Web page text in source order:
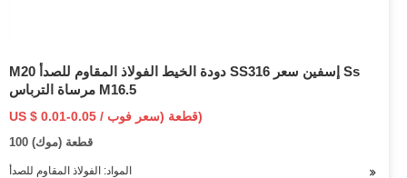
M20 دودة الخيط الفولاذ المقاوم للصدأ SS316 إسفين سعر Ss
مرساة الترباس M16.5
US $ 0.01-0.05 / قطعة (سعر فوب)
100 قطعة (موك)
المواد: الفولاذ المقاوم للصدأ